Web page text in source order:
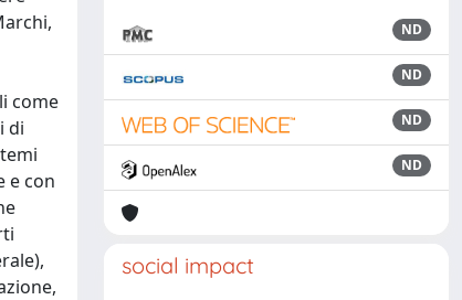
come
di
e con
ND
ND
ND
ND
social impact